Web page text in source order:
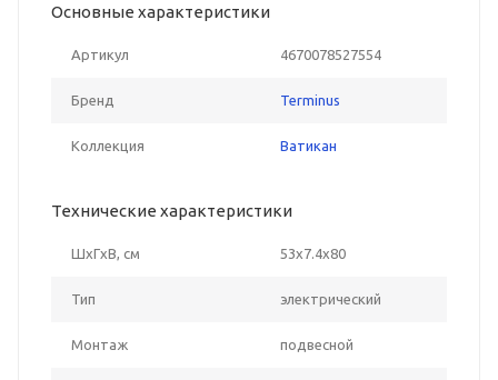
Основные характеристики
Артикул 4670078527554
Бренд Terminus
Коллекция Ватикан
Технические характеристики
ШxГxВ, см 53x7.4x80
Тип электрический
Монтаж подвесной